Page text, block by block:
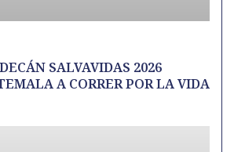
SALVAVIDAS 2026
A CORRER POR LA VIDA